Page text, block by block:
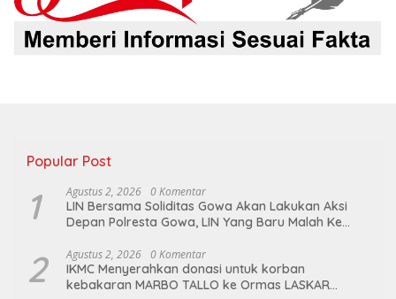
Popular Post
1 Agustus 2, 2026 0 Komentar
LIN Bersama Soliditas Gowa Akan Lakukan Aksi
Depan Polresta Gowa, LIN Yang Baru Malah Ke
2 Agustus 2, 2026 0 Komentar
IKMC Menyerahkan donasi untuk korban
kebakaran MARBO TALLO ke Ormas LASKAR